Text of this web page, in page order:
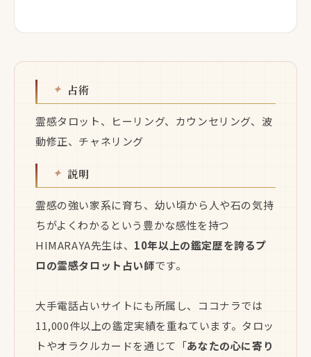
占術
霊感タロット、ヒーリング、カウンセリング、波
動修正、チャネリング
説明
霊感の強い家系に育ち、幼い頃から人や石の気持
ちがよくわかるという豊かな感性を持つ
HIMARAYA先生は、 10年以上の鑑定歴を誇るプ
ロの霊感タロット占い師です。
大手電話占いサイトにも所属し、ココナラでは
11,000件以上の鑑定実績を重ねています。タロッ
トやオラクルカードを通じて「あなたの心に寄り